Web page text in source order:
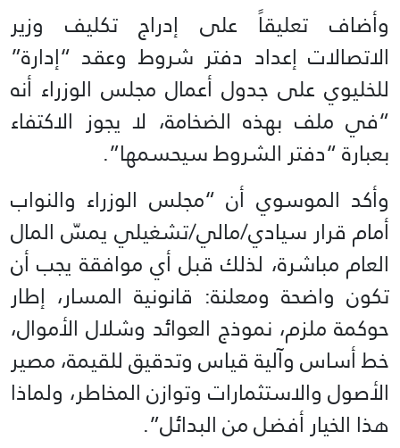
وأضاف تعليقاً على إدراج تكليف وزير
الاتصالات إعداد دفتر شروط وعقد “إدارة”
للخليوي على جدول أعمال مجلس الوزراء أنه
“في ملف بهذه الضخامة، لا يجوز الاكتفاء
بعبارة “دفتر الشروط سيحسمها”.
وأكد الموسوي أن “مجلس الوزراء والنواب
أمام قرار سيادي/مالي/تشغيلي يمسّ المال
العام مباشرة، لذلك قبل أي موافقة يجب أن
تكون واضحة ومعلنة: قانونية المسار، إطار
حوكمة ملزم، نموذج العوائد وشلال الأموال،
خط أساس وآلية قياس وتدقيق للقيمة، مصير
الأصول والاستثمارات وتوازن المخاطر، ولماذا
هذا الخيار أفضل من البدائل”.